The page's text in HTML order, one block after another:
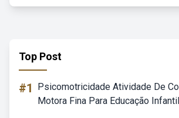
Top Post
#1
Psicomotricidade Atividade De
Motora Fina Para Educação Infantil